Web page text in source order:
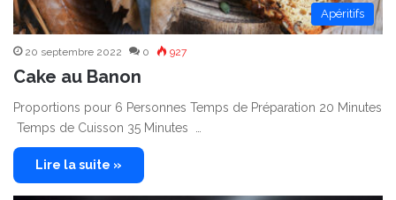
Apéritifs
20 septembre 2022 0 927
Cake au Banon
Proportions pour 6 Personnes Temps de Préparation 20 Minutes
Temps de Cuisson 35 Minutes …
Lire la suite »